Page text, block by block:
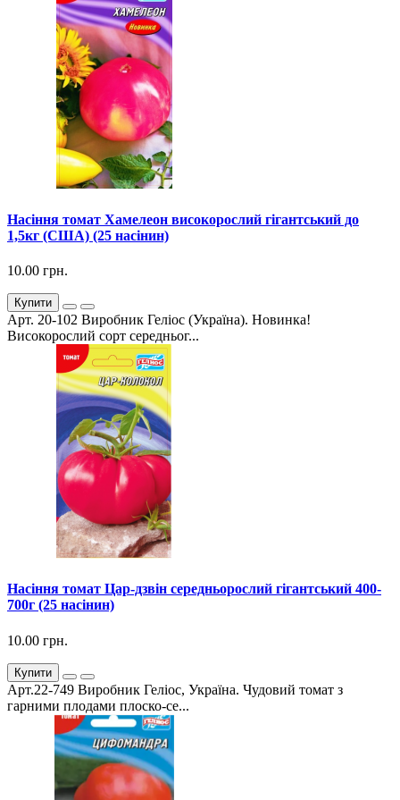
Насіння томат Хамелеон високорослий гігантський до
1,5кг (США) (25 насінин)
10.00 грн.
Купити
Арт. 20-102 Виробник Геліос (Україна). Новинка!
Високорослий сорт середньог...
Насіння томат Цар-дзвін середньорослий гігантський 400-
700г (25 насінин)
10.00 грн.
Купити
Арт.22-749 Виробник Геліос, Україна. Чудовий томат з
гарними плодами плоско-се...